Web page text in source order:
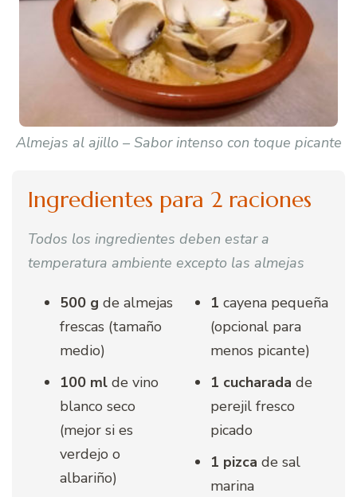
Almejas al ajillo – Sabor intenso con toque picante
Ingredientes para 2 raciones
Todos los ingredientes deben estar a
temperatura ambiente excepto las almejas
500 g de almejas
frescas (tamaño
medio)
100 ml de vino
blanco seco
(mejor si es
verdejo o
albariño)
1 cayena pequeña
(opcional para
menos picante)
1 cucharada de
perejil fresco
picado
1 pizca de sal
marina